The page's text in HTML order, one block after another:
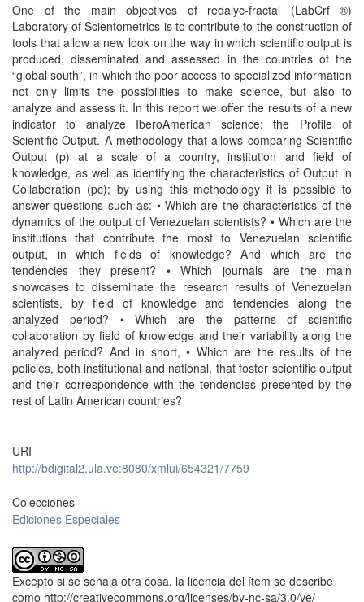
One of the main objectives of redalyc-fractal (LabCrf ®)
Laboratory of Scientometrics is to contribute to the construction of
tools that allow a new look on the way in which scientific output is
produced, disseminated and assessed in the countries of the
“global south”, in which the poor access to specialized information
not only limits the possibilities to make science, but also to
analyze and assess it. In this report we offer the results of a new
indicator to analyze IberoAmerican science: the Profile of
Scientific Output. A methodology that allows comparing Scientific
Output (p) at a scale of a country, institution and field of
knowledge, as well as identifying the characteristics of Output in
Collaboration (pc); by using this methodology it is possible to
answer questions such as: • Which are the characteristics of the
dynamics of the output of Venezuelan scientists? • Which are the
institutions that contribute the most to Venezuelan scientific
output, in which fields of knowledge? And which are the
tendencies they present? • Which journals are the main
showcases to disseminate the research results of Venezuelan
scientists, by field of knowledge and tendencies along the
analyzed period? • Which are the patterns of scientific
collaboration by field of knowledge and their variability along the
analyzed period? And in short, • Which are the results of the
policies, both institutional and national, that foster scientific output
and their correspondence with the tendencies presented by the
rest of Latin American countries?
URI
http://bdigital2.ula.ve:8080/xmlui/654321/7759
Colecciones
Ediciones Especiales
Excepto si se señala otra cosa, la licencia del ítem se describe
como http://creativecommons.org/licenses/by-nc-sa/3.0/ve/